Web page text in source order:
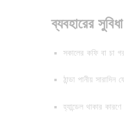
ব্যবহারের সুবিধা
সকালের কফি বা চা
ঠান্ডা পানীয় সারাদিন
হ্যান্ডেল থাকার